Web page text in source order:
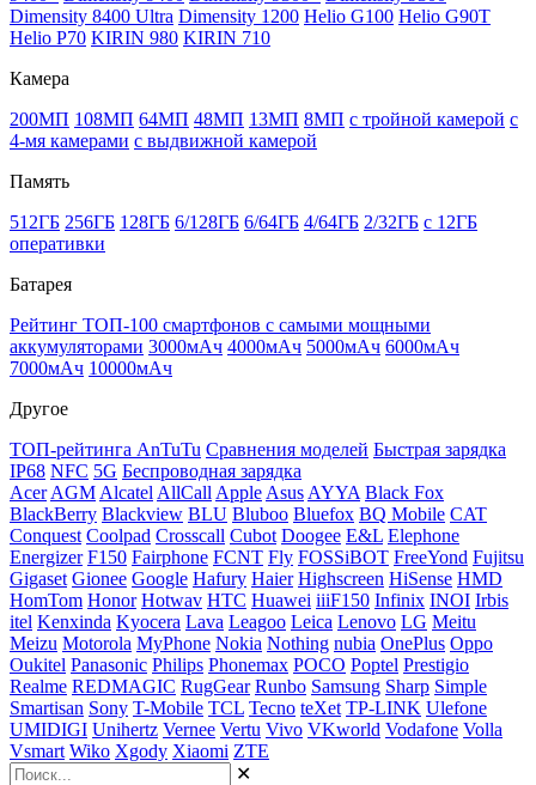
Dimensity 8400 Ultra Dimensity 1200 Helio G100 Helio G90T
Helio P70 KIRIN 980 KIRIN 710
Камера
200МП 108МП 64МП 48МП 13МП 8МП с тройной камерой с
4-мя камерами с выдвижной камерой
Память
512ГБ 256ГБ 128ГБ 6/128ГБ 6/64ГБ 4/64ГБ 2/32ГБ с 12ГБ
оперативки
Батарея
Рейтинг ТОП-100 смартфонов с самыми мощными
аккумуляторами 3000мАч 4000мАч 5000мАч 6000мАч
7000мАч 10000мАч
Другое
ТОП-рейтинга AnTuTu Сравнения моделей Быстрая зарядка
IP68 NFC 5G Беспроводная зарядка
Acer AGM Alcatel AllCall Apple Asus AYYA Black Fox
BlackBerry Blackview BLU Bluboo Bluefox BQ Mobile CAT
Conquest Coolpad Crosscall Cubot Doogee E&L Elephone
Energizer F150 Fairphone FCNT Fly FOSSiBOT FreeYond Fujitsu
Gigaset Gionee Google Hafury Haier Highscreen HiSense HMD
HomTom Honor Hotwav HTC Huawei iiiF150 Infinix INOI Irbis
itel Kenxinda Kyocera Lava Leagoo Leica Lenovo LG Meitu
Meizu Motorola MyPhone Nokia Nothing nubia OnePlus Oppo
Oukitel Panasonic Philips Phonemax POCO Poptel Prestigio
Realme REDMAGIC RugGear Runbo Samsung Sharp Simple
Smartisan Sony T-Mobile TCL Tecno teXet TP-LINK Ulefone
UMIDIGI Unihertz Vernee Vertu Vivo VKworld Vodafone Volla
Vsmart Wiko Xgody Xiaomi ZTE
✕